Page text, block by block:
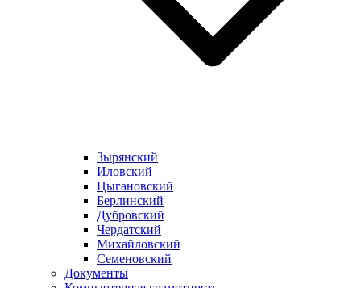
Зырянский
Иловский
Цыгановский
Берлинский
Дубровский
Чердатский
Михайловский
Семеновский
Документы